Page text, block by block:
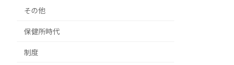
その他
保健所時代
制度